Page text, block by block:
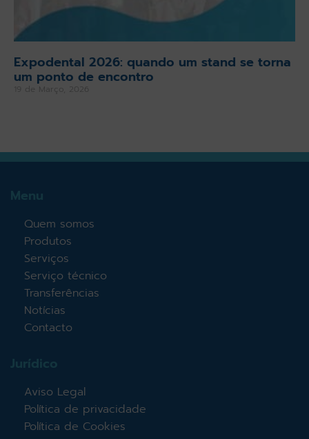
Expodental 2026: quando um stand se torna
um ponto de encontro
19 de Março, 2026
Menu
Quem somos
Produtos
Serviços
Serviço técnico
Transferências
Notícias
Contacto
Jurídico
Aviso Legal
Política de privacidade
Política de Cookies